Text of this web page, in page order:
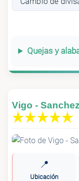
Quejas y
Vigo -
📍
Ubicación